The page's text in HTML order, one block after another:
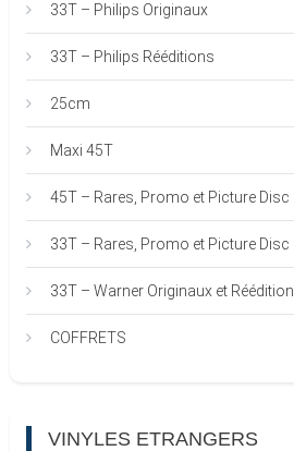
33T – Philips Originaux
33T – Philips Rééditions
25cm
Maxi 45T
45T – Rares, Promo et Picture Disc
33T – Rares, Promo et Picture Disc
33T – Warner Originaux et Réédition
COFFRETS
VINYLES ETRANGERS